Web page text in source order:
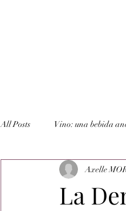
All Posts Vino: una bebida
La
Axelle